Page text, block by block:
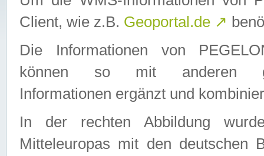
Client, wie z.B. Geoportal.de ↗
Die Informationen von
können so mit anderen
Informationen ergänzt und
In der rechten Abbildung
Mitteleuropas mit den deutschen